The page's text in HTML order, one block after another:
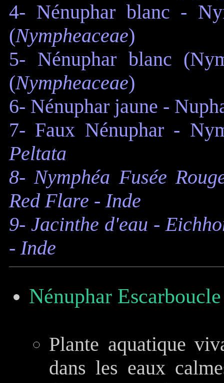
4- Nénuphar blanc -
(Nympheaceae)
5- Nénuphar blanc
(Nympheaceae)
6- Nénuphar jaune -
7- Faux Nénuphar -
Peltata
8- Nymphéa Fusée
Red Flare - Inde
9- Jacinthe d'eau -
- Inde
Nénuphar
Plante aquatique
dans les eaux